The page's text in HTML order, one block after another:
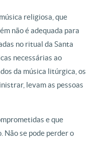
religiosa, que
não é adequada para
no ritual da Santa
necessárias ao
da música litúrgica, os
levam as pessoas
e que
Não se pode perder o